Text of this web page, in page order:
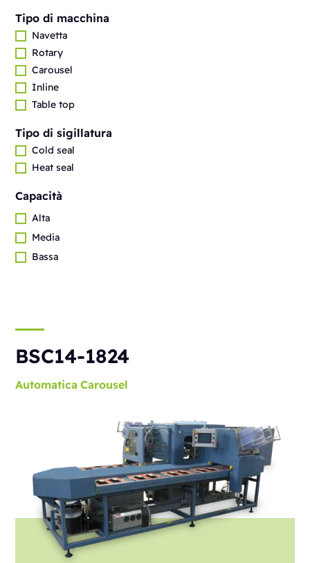
Tipo di macchina
Navetta
Rotary
Carousel
Inline
Table top
Tipo di sigillatura
Cold seal
Heat seal
Capacità
Alta
Media
Bassa
BSC14-1824
Automatica Carousel